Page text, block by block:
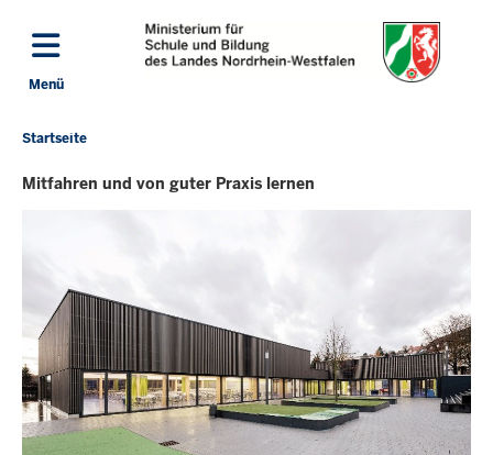
Direkt zum Inhalt
Menü
Sie
Startseite
Mitfahren und von guter Praxis lernen